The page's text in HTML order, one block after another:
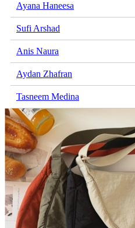
Ayana Haneesa
Sufi Arshad
Anis Naura
Aydan Zhafran
Tasneem Medina